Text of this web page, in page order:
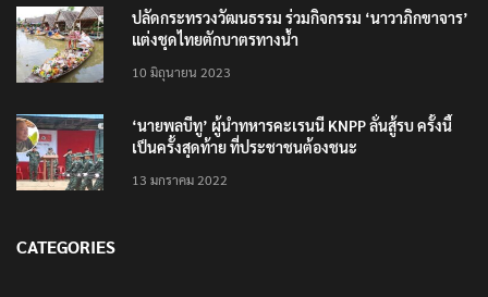
ปลัดกระทรวงวัฒนธรรม ร่วมกิจกรรม ‘นาวาภิกขาจาร’
แต่งชุดไทยตักบาตรทางน้ำ
10 มิถุนายน 2023
‘นายพลบีทู’ ผู้นำทหารคะเรนนี KNPP ลั่นสู้รบ ครั้งนี้
เป็นครั้งสุดท้าย ที่ประชาชนต้องชนะ
13 มกราคม 2022
CATEGORIES